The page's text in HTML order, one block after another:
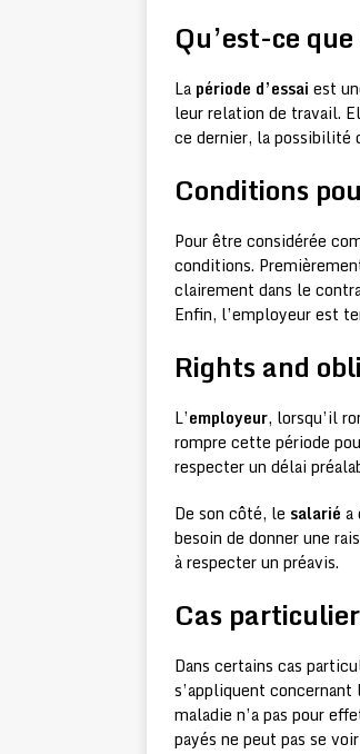
Qu’est-ce
La période d’essai est
leur relation de travail.
ce dernier, la possibilité
Conditions
Pour être considérée
conditions.
clairement dans le
Enfin, l’employeur est
Rights and
L’employeur, lorsqu’il
rompre cette période
respecter un délai
De son côté, le salarié a
besoin de donner une
à respecter un préavis.
Cas
Dans certains cas
s’appliquent concernant
maladie n’a pas pour
payés ne peut pas se